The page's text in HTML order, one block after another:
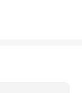
잡아놓은 셰프
물론 그 센 캐릭
림으로도 자식들